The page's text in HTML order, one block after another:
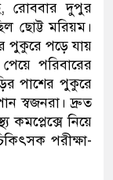
রোববার দুপুর
ছোট্ট মরিয়ম।
পুকুরে পড়ে যায়
পরিবারের
পাশের পুকুরে
স্বজনরা। দ্রুত
কমপ্লেক্সে নিয়ে
পরীক্ষা-